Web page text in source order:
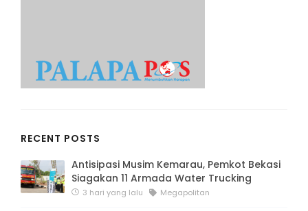
RECENT POSTS
Antisipasi Musim Kemarau, Pemkot Bekasi
Siagakan 11 Armada Water Trucking
3 hari yang lalu Megapolitan